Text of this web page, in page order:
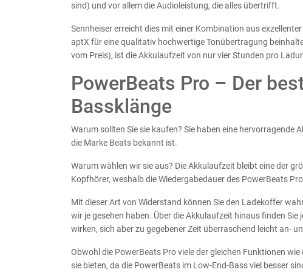
sind) und vor allem die Audioleistung, die alles übertrifft.
Sennheiser erreicht dies mit einer Kombination aus
aptX für eine qualitativ hochwertige Tonübertragung
vom Preis), ist die Akkulaufzeit von nur vier Stunden pro
PowerBeats Pro – Der
Bassklänge
Warum sollten Sie sie kaufen? Sie haben eine
die Marke Beats bekannt ist.
Warum wählen wir sie aus? Die Akkulaufzeit bleibt eine der
Kopfhörer, weshalb die Wiedergabedauer des PowerBeats
Mit dieser Art von Widerstand können Sie den Ladekoffer
wir je gesehen haben. Über die Akkulaufzeit hinaus finden
wirken, sich aber zu gegebener Zeit überraschend leicht an-
Obwohl die PowerBeats Pro viele der gleichen Funktionen
sie bieten, da die PowerBeats im Low-End-Bass viel besser